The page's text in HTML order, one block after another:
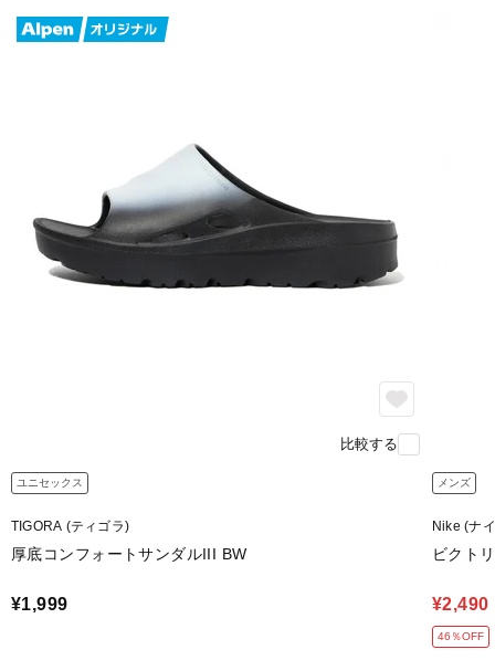
比較する
ユニセックス
TIGORA (ティゴラ)
厚底コンフォートサンダルIII BW
¥1,999
メンズ
Nike (ナ
ビクト
¥2,490
46％OFF